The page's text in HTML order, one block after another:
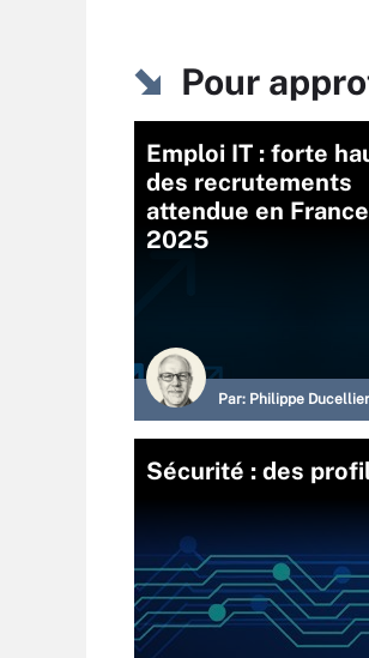
Pour
Emploi IT : forte
des recrutements
attendue en
2025
Par: Philippe Ducellier
Sécurité : des